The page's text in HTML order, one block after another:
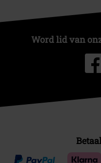
Word lid van